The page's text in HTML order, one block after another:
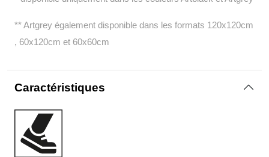
** Artgrey également disponible dans les formats 120x120cm
, 60x120cm et 60x60cm
Caractéristiques